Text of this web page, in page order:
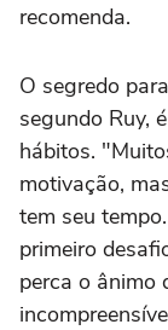
recomenda.
O segredo
segundo Ruy,
hábitos.
motivação,
tem seu
primeiro
perca o ânimo